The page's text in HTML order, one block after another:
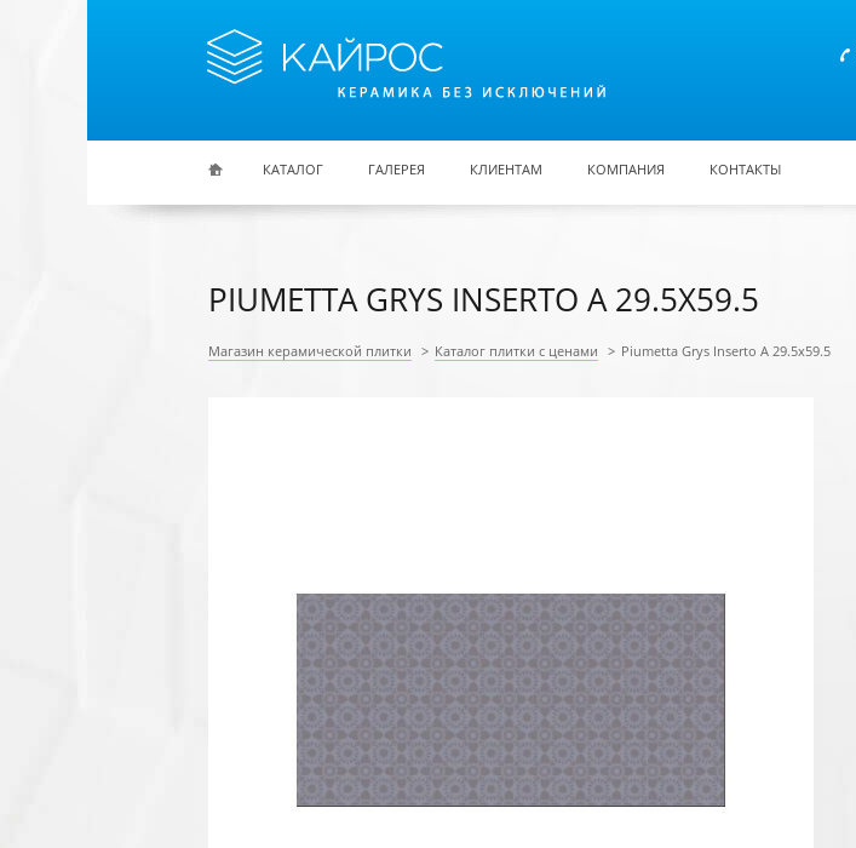
КАТАЛОГ ГАЛЕРЕЯ КЛИЕНТАМ КОМПАНИЯ КОНТАКТЫ
PIUMETTA GRYS INSERTO A 29.5X59.5
Магазин керамической плитки > Каталог плитки с ценами > Piumetta Grys Inserto A 29.5x59.5